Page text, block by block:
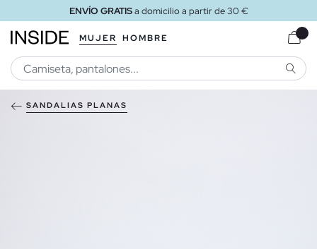
ENVÍO GRATISa domicilio a partir de 30 €
MUJER HOMBRE
SANDALIAS PLANAS